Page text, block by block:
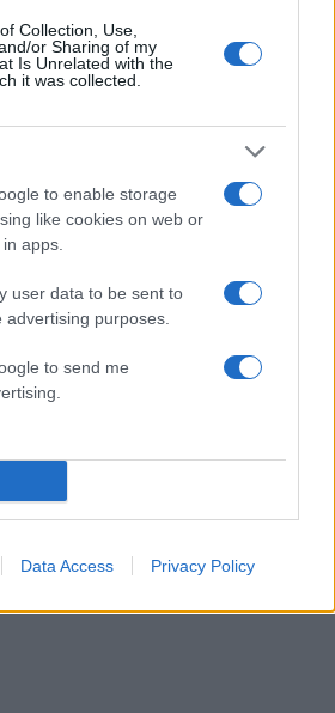
Collection, Use,
or Sharing of my
Is Unrelated with the
it was collected.
to enable storage
like cookies on web or
apps.
user data to be sent to
purposes.
to send me
Data Access Privacy Policy